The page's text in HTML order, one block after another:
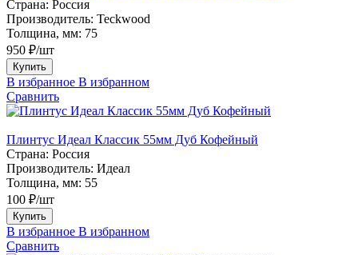
Страна: Россия
Производитель: Teckwood
Толщина, мм: 75
950 ₽/шт
Купить
В избранное В избранном
Сравнить
Плинтус Идеал Классик 55мм Дуб Кофейный
Страна: Россия
Производитель: Идеал
Толщина, мм: 55
100 ₽/шт
Купить
В избранное В избранном
Сравнить